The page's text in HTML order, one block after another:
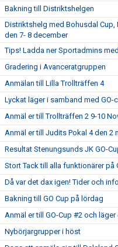
Bakning till Distriktshelgen
Distriktshelg med Bohusdal Cup,
den 7- 8 december
Tips! Ladda ner Sportadmins
Gradering i Avanceratgruppen
Anmälan till Lilla Trollträffen 4
Lyckat läger i samband med GO-
Anmäl er till Trollträffen 2 9-10
Anmäl er till Judits Pokal 4 den 2
Resultat Stenungsunds JK GO-
Stort Tack till alla funktionärer på
Då var det dax igen! Tider och
Bakning till GO Cup på lördag
Anmäl er till GO-Cup #2 och
Nybörjargrupper i höst